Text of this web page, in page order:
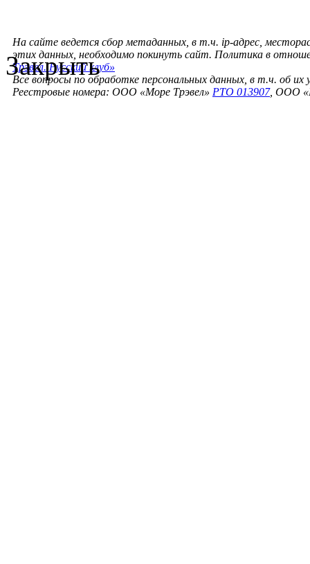
На сайте ведется сбор метаданных, в т.ч. ip-адрес,
этих данных, необходимо покинуть сайт. Политика в
Трэвел. Русский клуб»
Все вопросы по обработке персональных данных, в т.ч. об их
Реестровые номера: ООО «Море Трэвел» РТО 013907, ООО
Закрыть